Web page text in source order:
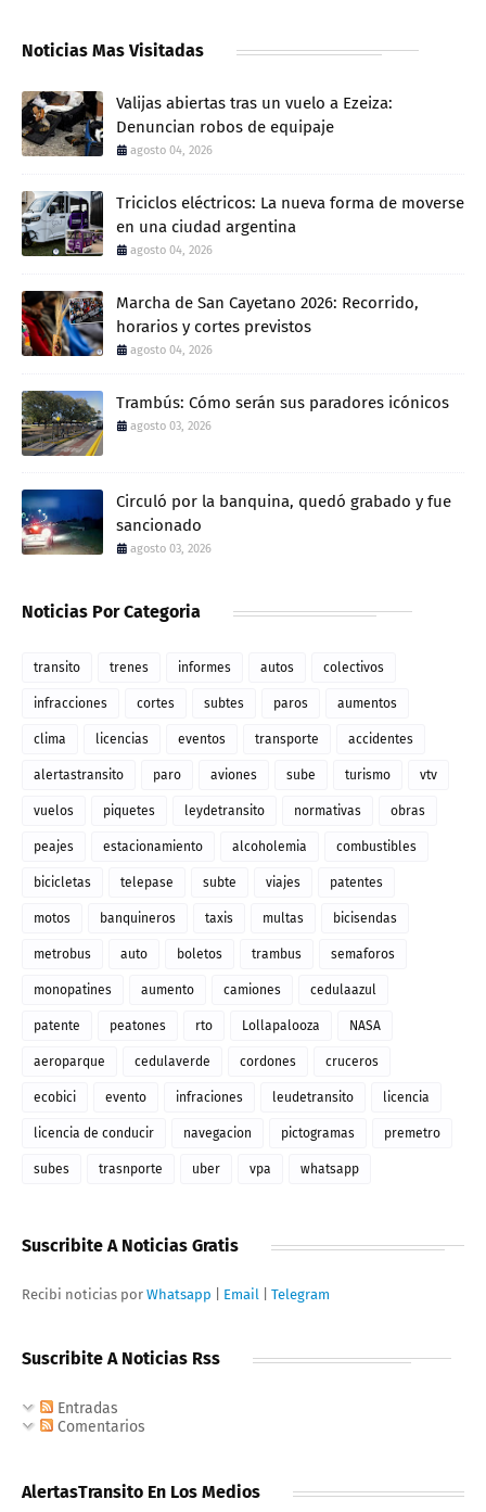
Noticias Mas Visitadas
Valijas abiertas tras un vuelo a Ezeiza:
Denuncian robos de equipaje
agosto 04, 2026
Triciclos eléctricos: La nueva forma de moverse
en una ciudad argentina
agosto 04, 2026
Marcha de San Cayetano 2026: Recorrido,
horarios y cortes previstos
agosto 04, 2026
Trambús: Cómo serán sus paradores icónicos
agosto 03, 2026
Circuló por la banquina, quedó grabado y fue
sancionado
agosto 03, 2026
Noticias Por Categoria
transito trenes informes autos colectivos
infracciones cortes subtes paros aumentos
clima licencias eventos transporte accidentes
alertastransito paro aviones sube turismo vtv
vuelos piquetes leydetransito normativas obras
peajes estacionamiento alcoholemia combustibles
bicicletas telepase subte viajes patentes
motos banquineros taxis multas bicisendas
metrobus auto boletos trambus semaforos
monopatines aumento camiones cedulaazul
patente peatones rto Lollapalooza NASA
aeroparque cedulaverde cordones cruceros
ecobici evento infraciones leudetransito licencia
licencia de conducir navegacion pictogramas premetro
subes trasnporte uber vpa whatsapp
Suscribite A Noticias Gratis
Recibi noticias por Whatsapp Email Telegram
Suscribite A Noticias Rss
Entradas
Comentarios
AlertasTransito En Los Medios